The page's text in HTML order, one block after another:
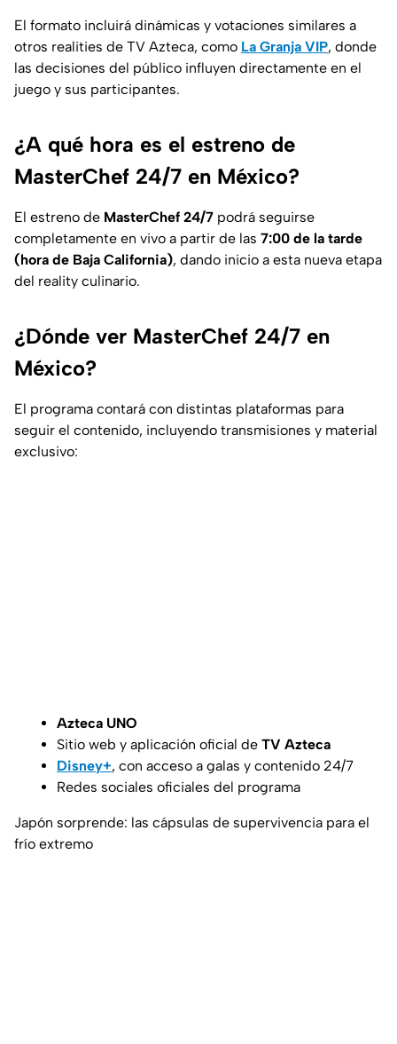
El formato incluirá dinámicas y votaciones similares a
otros realities de TV Azteca, como La Granja VIP, donde
las decisiones del público influyen directamente en el
juego y sus participantes.
¿A qué hora es el estreno de
MasterChef 24/7 en México?
El estreno de MasterChef 24/7 podrá seguirse
completamente en vivo a partir de las 7:00 de la tarde
(hora de Baja California), dando inicio a esta nueva etapa
del reality culinario.
¿Dónde ver MasterChef 24/7 en
México?
El programa contará con distintas plataformas para
seguir el contenido, incluyendo transmisiones y material
exclusivo:
Azteca UNO
Sitio web y aplicación oficial de TV Azteca
Disney+, con acceso a galas y contenido 24/7
Redes sociales oficiales del programa
Japón sorprende: las cápsulas de supervivencia para el
frío extremo